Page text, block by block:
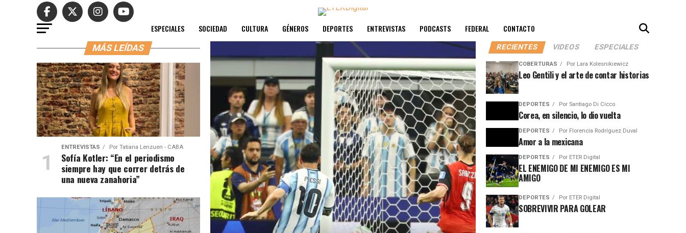
ESPECIALES SOCIEDAD CULTURA GÉNEROS DEPORTES ENTREVISTAS PODCASTS FEDERAL CONTACTO
MÁS LEÍDAS
ENTREVISTAS Por Tatiana Lenzuen - CABA
Sofía Kotler: “En el periodismo
siempre hay que correr detrás de
una nueva zanahoria”
RECIENTES VIDEOS ESPECIALES
COBERTURAS Por Lara Kolesnikiewicz
Leo Gentili y el arte de contar historias
DEPORTES Por Santiago Di Cicco
Corea, en silencio, lo dio vuelta
DEPORTES Por Florencia Rodríguez Duval
Amor a la mexicana
DEPORTES Por ETER Digital
EL ENEMIGO DE MI ENEMIGO ES MI
AMIGO
DEPORTES Por ETER Digital
SOBREVIVIR PARA GOLEAR